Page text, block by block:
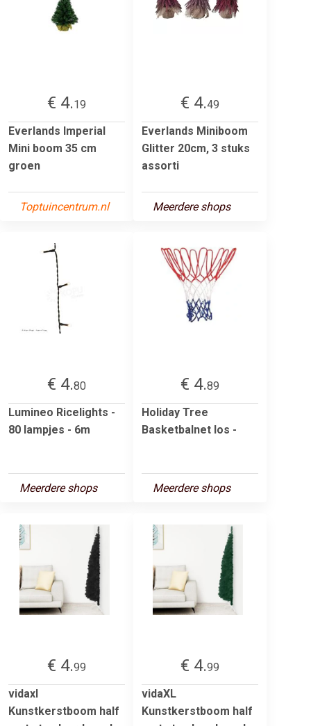
€ 4.19
Everlands Imperial
Mini boom 35 cm
groen
Toptuincentrum.nl
€ 4.49
Everlands Miniboom
Glitter 20cm, 3 stuks
assorti
Meerdere shops
€ 4.80
Lumineo Ricelights -
80 lampjes - 6m
Meerdere shops
€ 4.89
Holiday Tree
Basketbalnet los -
Meerdere shops
€ 4.99
vidaxl
Kunstkerstboom half
€ 4.99
vidaXL
Kunstkerstboom half